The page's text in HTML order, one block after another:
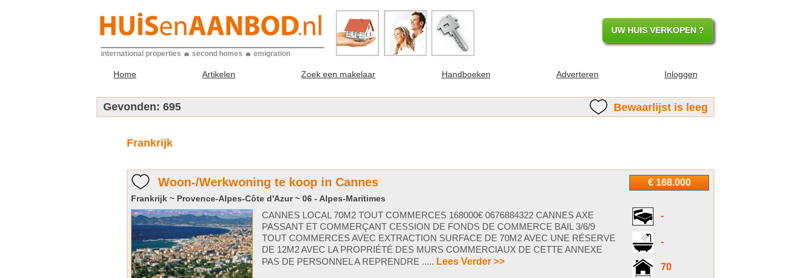
international properties second homes emigration
UW HUIS VERKOPEN ?
Home Artikelen Zoek een makelaar Handboeken Adverteren Inloggen
Gevonden: 695 Bewaarlijst is leeg
Frankrijk
€ 168.000
Woon-/Werkwoning te koop in Cannes
Frankrijk ~ Provence-Alpes-Côte d'Azur ~ 06 - Alpes-Maritimes
-
-
70
CANNES LOCAL 70M2 TOUT COMMERCES 168000€ 0676884322 CANNES AXE
PASSANT ET COMMERÇANT CESSION DE FONDS DE COMMERCE BAIL 3/6/9
TOUT COMMERCES AVEC EXTRACTION SURFACE DE 70M2 AVEC UNE RÉSERVE
DE 12M2 AVEC LA PROPRIÉTÉ DES MURS COMMERCIAUX DE CETTE ANNEXE
PAS DE PERSONNEL A REPRENDRE ..... Lees Verder >>